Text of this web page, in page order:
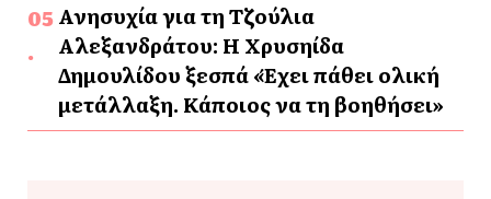
Ανησυχία για τη Τζούλια
Αλεξανδράτου: Η Χρυσηίδα
Δημουλίδου ξεσπά «Έχει πάθει ολική
μετάλλαξη. Κάποιος να τη βοηθήσει»